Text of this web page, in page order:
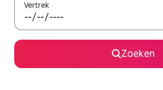
Vertrek
Zoeken